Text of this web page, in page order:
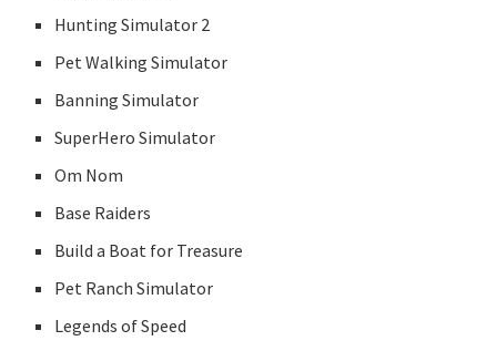
Hunting Simulator 2
Pet Walking Simulator
Banning Simulator
SuperHero Simulator
Om Nom
Base Raiders
Build a Boat for Treasure
Pet Ranch Simulator
Legends of Speed